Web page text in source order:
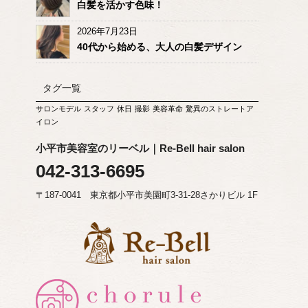
白髪を活かす色味！
2026年7月23日
40代から始める、大人の白髪デザイン
タグ一覧
サロンモデル スタッフ 休日 撮影 美容革命 驚異のストレートア
イロン
小平市美容室のリーベル｜Re-Bell hair salon
042-313-6695
〒187-0041 東京都小平市美園町3-31-28さかりビル 1F